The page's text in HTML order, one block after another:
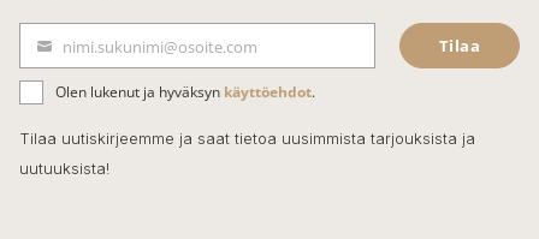
e
b
o
o
k
ä
h
k
nimi.sukunimi@osoite.com Tilaa
Olen lukenut ja hyväksyn käyttöehdot.
Tilaa uutiskirjeemme ja saat tietoa uusimmista tarjouksista ja
uutuuksista!